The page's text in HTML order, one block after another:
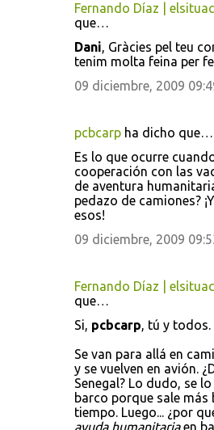
Fernando Díaz |
que…
Dani, Gràcies pel teu
tenim molta feina per
09 diciembre, 2009
pcbcarp ha dicho que…
Es lo que ocurre
cooperación con las
de aventura
pedazo de camiones?
esos!
09 diciembre, 2009
Fernando Díaz |
que…
Si, pcbcarp, tú y todos.
Se van para allá en
y se vuelven en avión.
Senegal? Lo dudo, se
barco porque sale
tiempo. Luego... ¿por
ayuda humanitariaen